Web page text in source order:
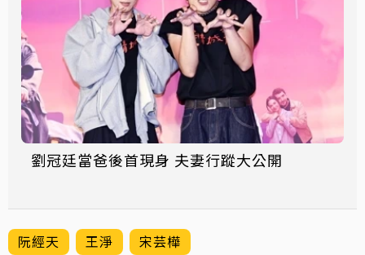
劉冠廷當爸後首現身 夫妻行蹤大公開
阮經天 王淨 宋芸樺